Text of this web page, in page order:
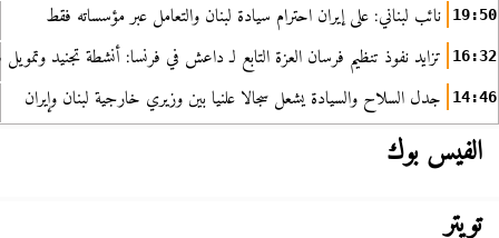
19:50 نائب لبناني: على إيران احترام سيادة لبنان والتعامل عبر مؤسساته فقط
16:32 تزايد نفوذ تنظيم فرسان العزة التابع لـ داعش في فرنسا: أنشطة تجنيد
14:46 جدل السلاح والسيادة يشعل سجالا علنيا بين وزيري خارجية لبنان وإيران
الفيس بوك
تويتر